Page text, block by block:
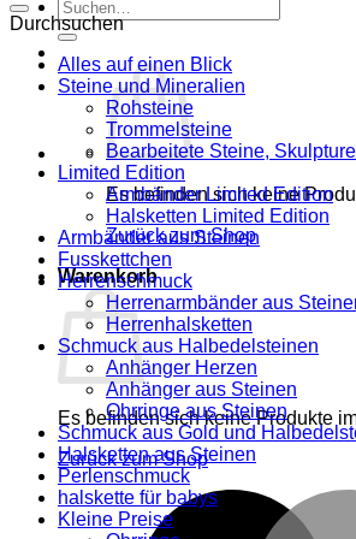
Suche
nach:
Es befinden sich keine
Zurück zum Shop
Warenkorb
Es befinden sich keine Produkte
Zurück zum Shop
Durchsuchen
Alles auf einen Blick
Steine und Mineralien
Rohsteine
Trommelsteine
Bearbeitete Steine,
Limited Edition
Armbänder Limited Edition
Halsketten Limited Edition
Armbänder aus Steinen
Fusskettchen
Herrenschmuck
Herrenarmbänder aus
Herrenhalsketten
Schmuck aus Halbedelsteinen
Anhänger Herzen
Anhänger aus Steinen
Ohrringe aus Steinen
Schmuck aus Gold und
Halsketten aus Steinen
Perlenschmuck
halskette für babys
Kleine Preise